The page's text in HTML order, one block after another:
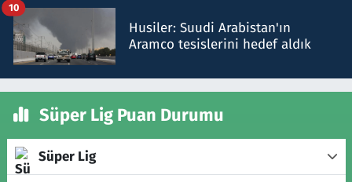
Husiler: Suudi Arabistan'ın
Aramco tesislerini hedef aldık
10
Süper Lig Puan Durumu
Süper Lig